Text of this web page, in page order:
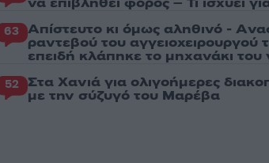
63 Απίστευτο κι όμως αληθινό -
ραντεβού του αγγειοχειρουργού
επειδή κλάπηκε το μηχανάκι του
52 Στα Χανιά για ολιγοήμερες
με την σύζυγό του Μαρέβα